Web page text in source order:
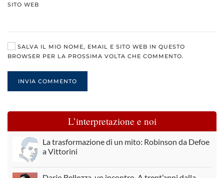
SITO WEB
SALVA IL MIO NOME, EMAIL E SITO WEB IN QUESTO
BROWSER PER LA PROSSIMA VOLTA CHE COMMENTO.
INVIA COMMENTO
L’interpretazione e noi
La trasformazione di un mito: Robinson da Defoe
a Vittorini